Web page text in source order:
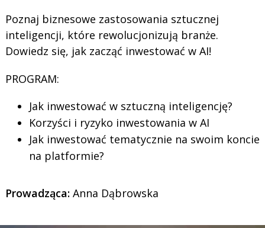
Poznaj biznesowe zastosowania sztucznej
inteligencji, które rewolucjonizują branże.
Dowiedz się, jak zacząć inwestować w AI!
PROGRAM:
Jak inwestować w sztuczną inteligencję?
Korzyści i ryzyko inwestowania w AI
Jak inwestować tematycznie na swoim koncie
na platformie?
Prowadząca:Anna Dąbrowska